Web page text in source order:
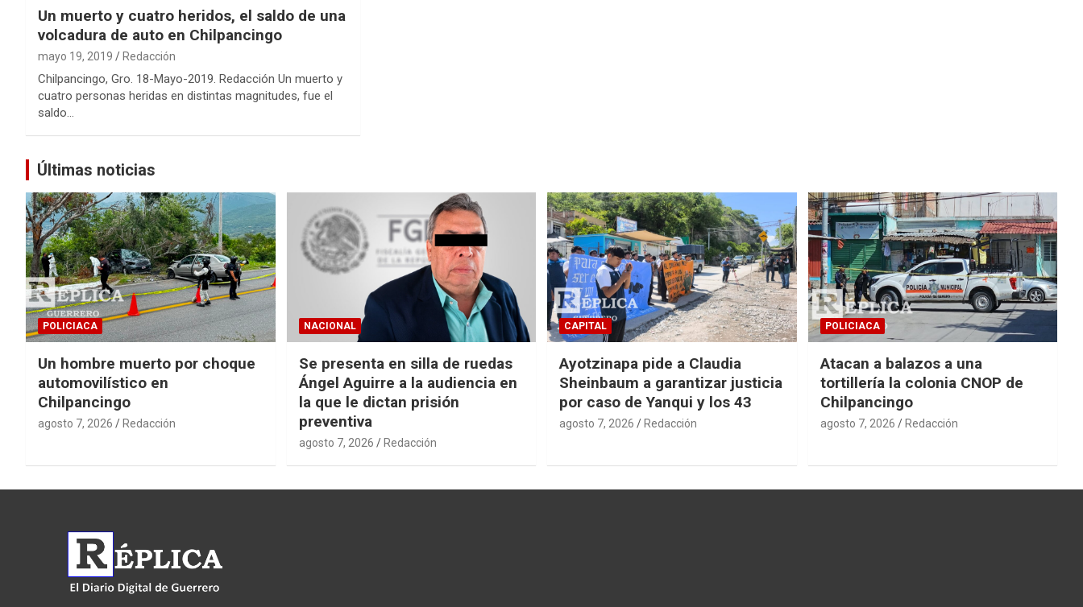
Un muerto y cuatro heridos, el saldo de una
volcadura de auto en Chilpancingo
mayo 19, 2019 Redacción
Chilpancingo, Gro. 18-Mayo-2019. Redacción Un muerto y
cuatro personas heridas en distintas magnitudes, fue el
saldo…
Últimas noticias
POLICIACA
Un hombre muerto por choque
automovilístico en
Chilpancingo
agosto 7, 2026 Redacción
NACIONAL
Se presenta en silla de ruedas
Ángel Aguirre a la audiencia en
la que le dictan prisión
preventiva
agosto 7, 2026 Redacción
CAPITAL
Ayotzinapa pide a Claudia
Sheinbaum a garantizar justicia
por caso de Yanqui y los 43
agosto 7, 2026 Redacción
POLICIACA
Atacan a balazos a una
tortillería la colonia CNOP de
Chilpancingo
agosto 7, 2026 Redacción